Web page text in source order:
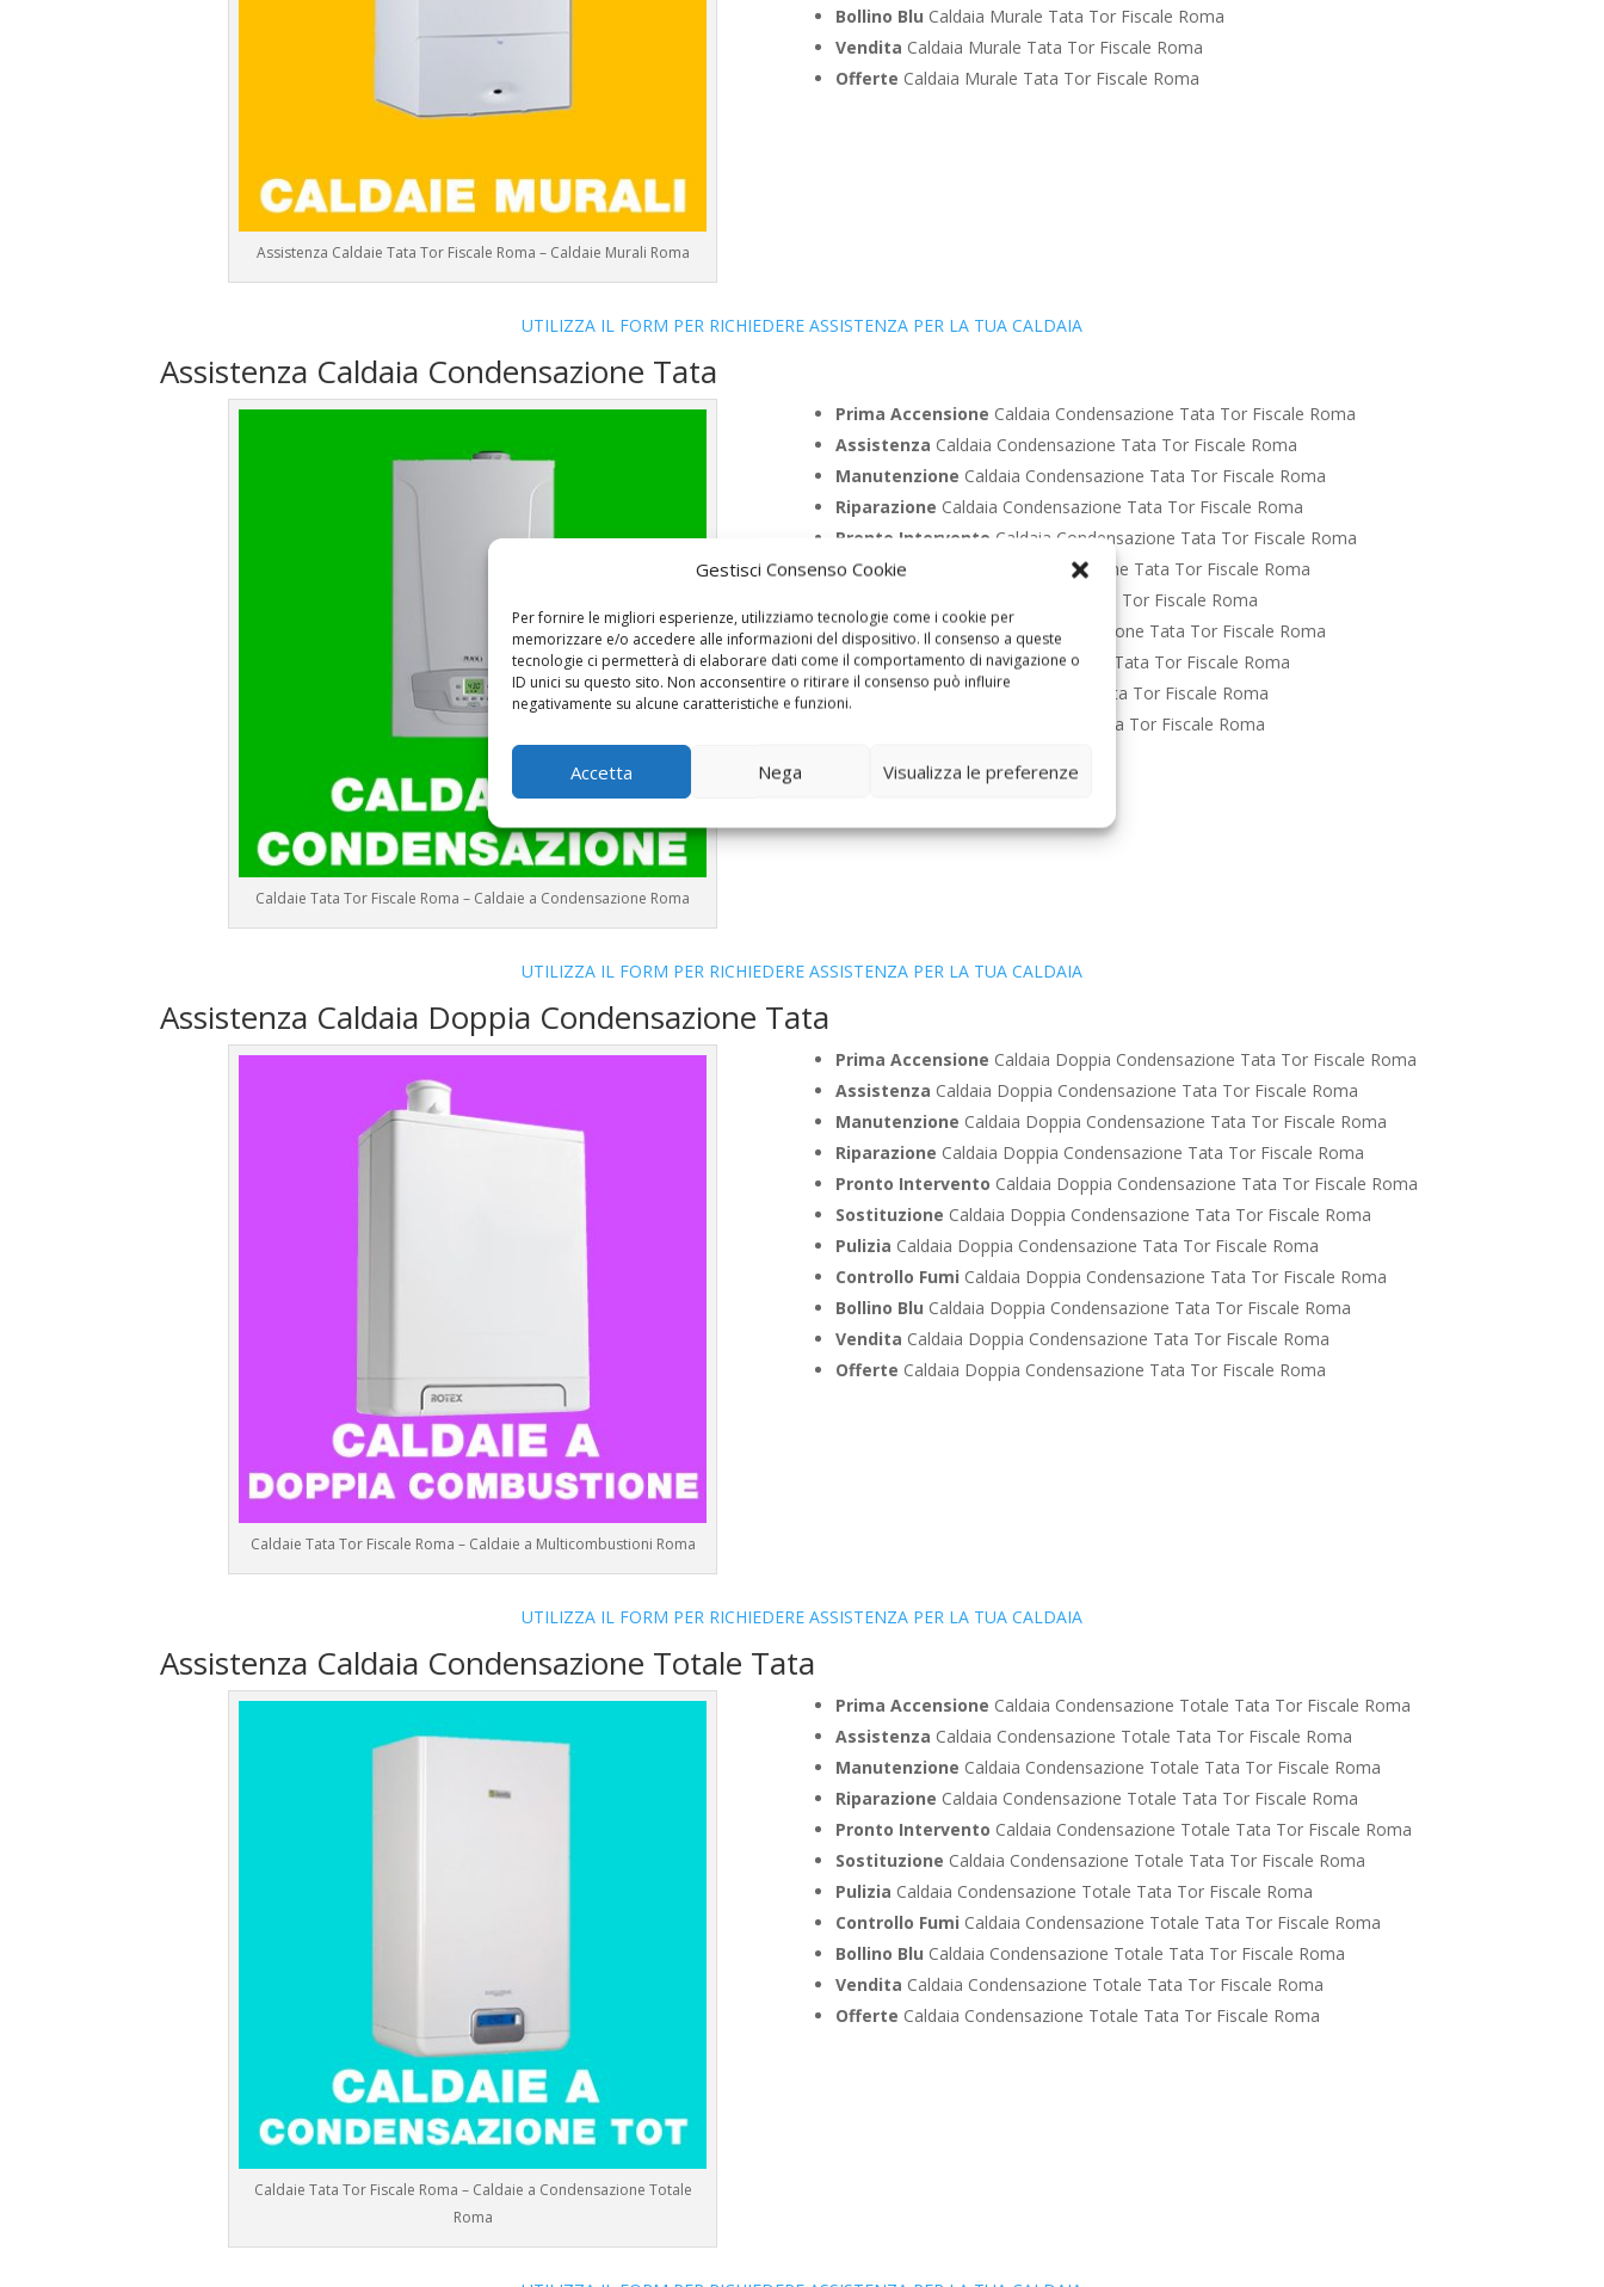
Gestisci Consenso Cookie
Per fornire le migliori esperienze, utilizziamo tecnologie come i cookie per
memorizzare e/o accedere alle informazioni del dispositivo. Il consenso a queste
tecnologie ci permetterà di elaborare dati come il comportamento di navigazione o
ID unici su questo sito. Non acconsentire o ritirare il consenso può influire
negativamente su alcune caratteristiche e funzioni.
Accetta Nega Visualizza le preferenze
Assistenza Caldaie Tata Tor Fiscale Roma – Caldaie Murali Roma
Bollino Blu Caldaia Murale Tata Tor Fiscale Roma
Vendita Caldaia Murale Tata Tor Fiscale Roma
Offerte Caldaia Murale Tata Tor Fiscale Roma
UTILIZZA IL FORM PER RICHIEDERE ASSISTENZA PER LA TUA CALDAIA
Assistenza Caldaia Condensazione Tata
Caldaie Tata Tor Fiscale Roma – Caldaie a Condensazione Roma
Prima Accensione Caldaia Condensazione Tata Tor Fiscale Roma
Assistenza Caldaia Condensazione Tata Tor Fiscale Roma
Manutenzione Caldaia Condensazione Tata Tor Fiscale Roma
Riparazione Caldaia Condensazione Tata Tor Fiscale Roma
Pronto Intervento Caldaia Condensazione Tata Tor Fiscale Roma
Sostituzione
Caldaia Condensazione Tata Tor Fiscale Roma
Caldaia Condensazione Tata Tor Fiscale Roma
Controllo FumiCaldaia Condensazione Tata Tor Fiscale Roma
Bollino BluCaldaia Condensazione Tata Tor Fiscale Roma
VenditaCaldaia Condensazione Tata Tor Fiscale Roma
Caldaia Condensazione Tata Tor Fiscale Roma
UTILIZZA IL FORM PER RICHIEDERE ASSISTENZA PER LA TUA CALDAIA
Assistenza Caldaia Doppia Condensazione Tata
Caldaie Tata Tor Fiscale Roma – Caldaie a Multicombustioni Roma
Prima Accensione Caldaia Doppia Condensazione Tata Tor Fiscale Roma
Assistenza Caldaia Doppia Condensazione Tata Tor Fiscale Roma
Manutenzione Caldaia Doppia Condensazione Tata Tor Fiscale Roma
Riparazione Caldaia Doppia Condensazione Tata Tor Fiscale Roma
Pronto Intervento Caldaia Doppia Condensazione Tata Tor Fiscale Roma
Sostituzione Caldaia Doppia Condensazione Tata Tor Fiscale Roma
Pulizia Caldaia Doppia Condensazione Tata Tor Fiscale Roma
Controllo Fumi Caldaia Doppia Condensazione Tata Tor Fiscale Roma
Bollino Blu Caldaia Doppia Condensazione Tata Tor Fiscale Roma
Vendita Caldaia Doppia Condensazione Tata Tor Fiscale Roma
Offerte Caldaia Doppia Condensazione Tata Tor Fiscale Roma
UTILIZZA IL FORM PER RICHIEDERE ASSISTENZA PER LA TUA CALDAIA
Assistenza Caldaia Condensazione Totale Tata
Caldaie Tata Tor Fiscale Roma – Caldaie a Condensazione Totale
Roma
Prima Accensione Caldaia Condensazione Totale Tata Tor Fiscale Roma
Assistenza Caldaia Condensazione Totale Tata Tor Fiscale Roma
Manutenzione Caldaia Condensazione Totale Tata Tor Fiscale Roma
Riparazione Caldaia Condensazione Totale Tata Tor Fiscale Roma
Pronto Intervento Caldaia Condensazione Totale Tata Tor Fiscale Roma
Sostituzione Caldaia Condensazione Totale Tata Tor Fiscale Roma
Pulizia Caldaia Condensazione Totale Tata Tor Fiscale Roma
Controllo Fumi Caldaia Condensazione Totale Tata Tor Fiscale Roma
Bollino Blu Caldaia Condensazione Totale Tata Tor Fiscale Roma
Vendita Caldaia Condensazione Totale Tata Tor Fiscale Roma
Offerte Caldaia Condensazione Totale Tata Tor Fiscale Roma